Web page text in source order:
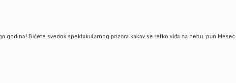
Bićete svedok spektakularnog prizora kakav se retko viđa na nebu, pun